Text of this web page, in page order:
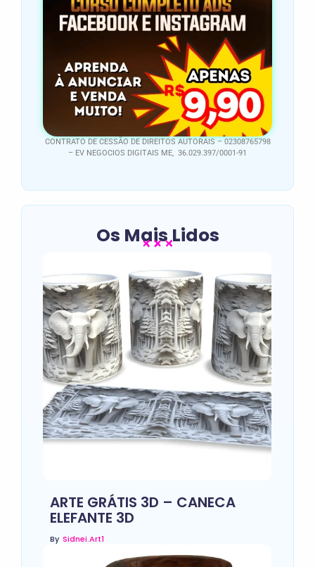
CONTRATO DE CESSÃO DE DIREITOS AUTORAIS – 02308765798
– EV NEGOCIOS DIGITAIS ME, 36.029.397/0001-91
Os Mais Lidos
ARTE GRÁTIS 3D – CANECA
ELEFANTE 3D
By Sidnei.art1